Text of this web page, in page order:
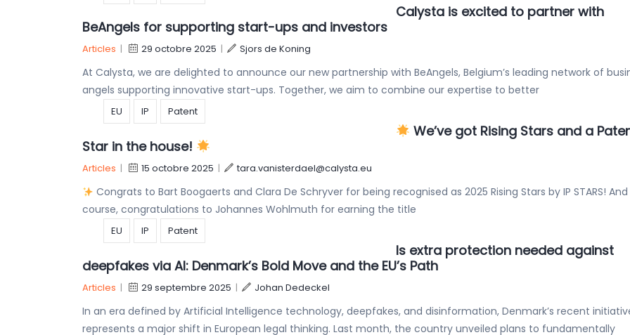
Calysta is excited to partner with
BeAngels for supporting start-ups and investors
Articles | 29 octobre 2025 | Sjors de Koning
At Calysta, we are delighted to announce our new partnership with BeAngels, Belgium’s leading network of
angels supporting innovative start-ups. Together, we aim to combine our expertise to better
EU IP Patent
We’ve got Rising Stars and a
Star in the house!
Articles | 15 octobre 2025 | tara.vanisterdael@calysta.eu
Congrats to Bart Boogaerts and Clara De Schryver for being recognised as 2025 Rising Stars by IP STARS!
course, congratulations to Johannes Wohlmuth for earning the title
EU IP Patent
Is extra protection needed against
deepfakes via AI: Denmark’s Bold Move and the EU’s Path
Articles | 29 septembre 2025 | Johan Dedeckel
In an era defined by Artificial Intelligence technology, deepfakes, and disinformation, Denmark’s recent
represents a major shift in European legal thinking. Last month, the country unveiled plans to fundamentally